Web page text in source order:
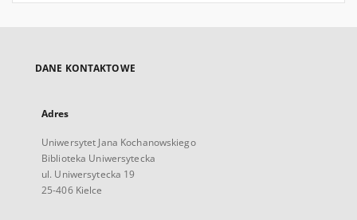
DANE KONTAKTOWE
Adres
Uniwersytet Jana Kochanowskiego
Biblioteka Uniwersytecka
ul. Uniwersytecka 19
25-406 Kielce